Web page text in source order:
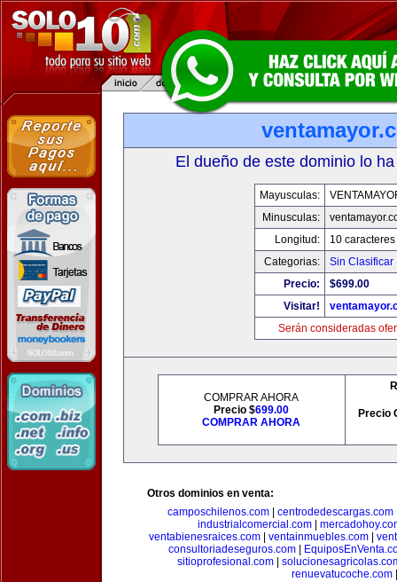
El dueño de este dominio lo
Mayusculas:
Minusculas:
Longitud:
10 caracteres
Categorias:
Sin Clasificar
Precio:
$699.00
Visitar!
Serán consideradas
COMPRAR AHORA
Precio $699.00
COMPRAR AHORA
Precio
Otros dominios en venta:
camposchilenos.com| centrodedescargas.com
industrialcomercial.com
ventabienesraices.com| ventainmuebles.com|
consultoriadeseguros.com|
sitioprofesional.com
renuevatucoche.com